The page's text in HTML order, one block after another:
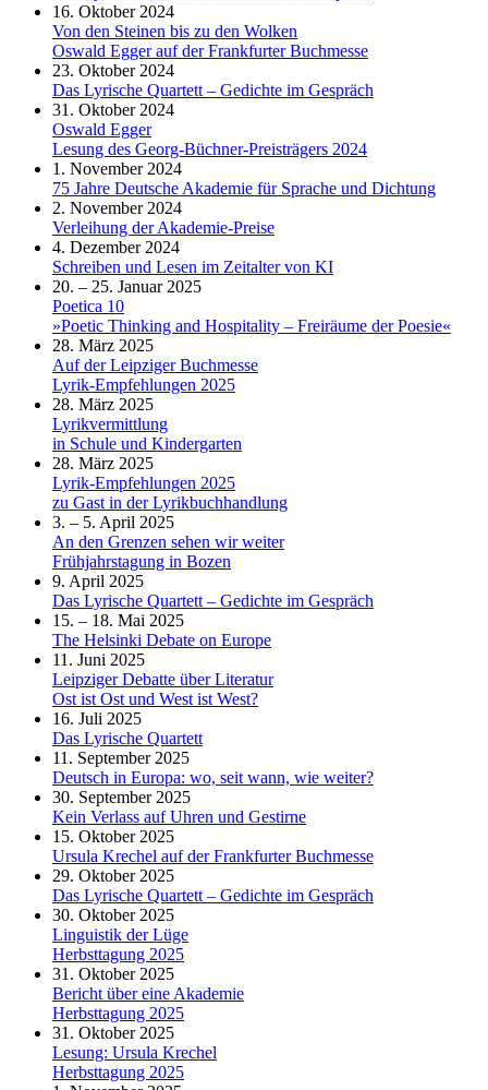
16. Oktober 2024
Von den Steinen bis zu den Wolken
Oswald Egger auf der Frankfurter Buchmesse
23. Oktober 2024
Das Lyrische Quartett – Gedichte im Gespräch
31. Oktober 2024
Oswald Egger
Lesung des Georg-Büchner-Preisträgers 2024
1. November 2024
75 Jahre Deutsche Akademie für Sprache und Dichtung
2. November 2024
Verleihung der Akademie-Preise
4. Dezember 2024
Schreiben und Lesen im Zeitalter von KI
20. – 25. Januar 2025
Poetica 10
»Poetic Thinking and Hospitality – Freiräume der Poesie«
28. März 2025
Auf der Leipziger Buchmesse
Lyrik-Empfehlungen 2025
28. März 2025
Lyrikvermittlung
in Schule und Kindergarten
28. März 2025
Lyrik-Empfehlungen 2025
zu Gast in der Lyrikbuchhandlung
3. – 5. April 2025
An den Grenzen sehen wir weiter
Frühjahrstagung in Bozen
9. April 2025
Das Lyrische Quartett – Gedichte im Gespräch
15. – 18. Mai 2025
The Helsinki Debate on Europe
11. Juni 2025
Leipziger Debatte über Literatur
Ost ist Ost und West ist West?
16. Juli 2025
Das Lyrische Quartett
11. September 2025
Deutsch in Europa: wo, seit wann, wie weiter?
30. September 2025
Kein Verlass auf Uhren und Gestirne
15. Oktober 2025
Ursula Krechel auf der Frankfurter Buchmesse
29. Oktober 2025
Das Lyrische Quartett – Gedichte im Gespräch
30. Oktober 2025
Linguistik der Lüge
Herbsttagung 2025
31. Oktober 2025
Bericht über eine Akademie
Herbsttagung 2025
31. Oktober 2025
Lesung: Ursula Krechel
Herbsttagung 2025